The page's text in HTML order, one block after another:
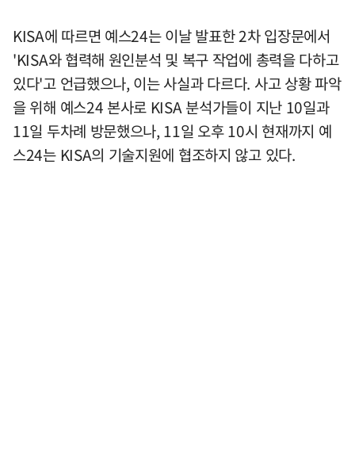
KISA에 따르면 예스24는 이날 발표한 2차 입장문에서
'KISA와 협력해 원인분석 및 복구 작업에 총력을 다하고
있다'고 언급했으나, 이는 사실과 다르다. 사고 상황 파악
을 위해 예스24 본사로 KISA 분석가들이 지난 10일과
11일 두차례 방문했으나, 11일 오후 10시 현재까지 예
스24는 KISA의 기술지원에 협조하지 않고 있다.